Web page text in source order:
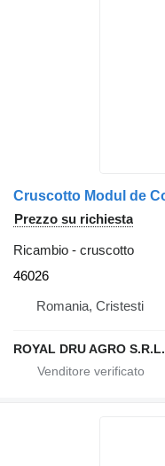
Prezzo su richiesta
Ricambio - cruscotto
46026
Romania, Cristesti
ROYAL DRU AGRO S.R.L.